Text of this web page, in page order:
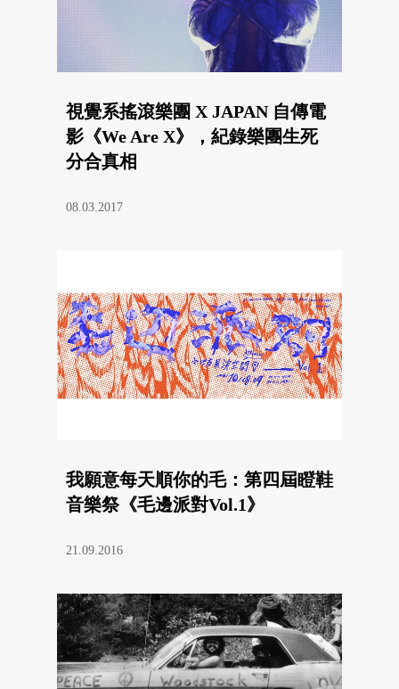
視覺系搖滾樂團 X JAPAN 自傳電
影《We Are X》，紀錄樂團生死
分合真相
08.03.2017
我願意每天順你的毛：第四屆瞪鞋
音樂祭《毛邊派對Vol.1》
21.09.2016